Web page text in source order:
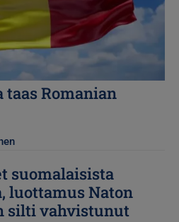
taas Romanian
suomalaisista
luottamus Naton
silti vahvistunut